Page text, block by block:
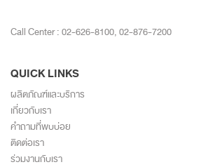
Call Center :02-626-8100,02-876-7200
QUICK LINKS
ผลิตภัณฑ์และบริการ
เกี่ยวกับเรา
คำถามที่พบบ่อย
ติดต่อเรา
ร่วมงานกับเรา